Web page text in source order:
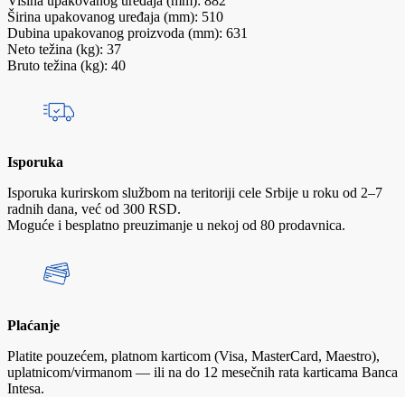
Širina upakovanog uređaja (mm): 510
Dubina upakovanog proizvoda (mm): 631
Neto težina (kg): 37
Bruto težina (kg): 40
Isporuka
Isporuka kurirskom službom na teritoriji cele Srbije u roku od 2–7
radnih dana, već od 300 RSD.
Moguće i besplatno preuzimanje u nekoj od 80 prodavnica.
Plaćanje
Platite pouzećem, platnom karticom (Visa, MasterCard, Maestro),
uplatnicom/virmanom — ili na do 12 mesečnih rata karticama Banca
Intesa.